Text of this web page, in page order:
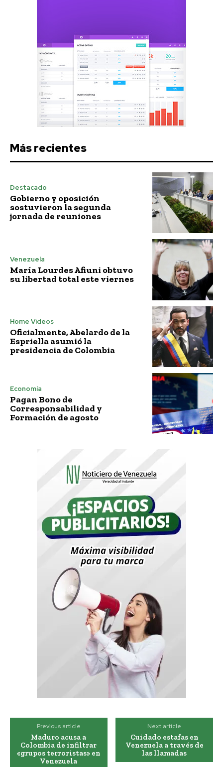
Más recientes
Destacado
Gobierno y oposición
sostuvieron la segunda
jornada de reuniones
Venezuela
María Lourdes Afiuni obtuvo
su libertad total este viernes
Home Vídeos
Oficialmente, Abelardo de la
Espriella asumió la
presidencia de Colombia
Economía
Pagan Bono de
Corresponsabilidad y
Formación de agosto
Previous article
Maduro acusa a
Colombia de infiltrar
«grupos terroristas» en
Venezuela
Next article
Cuidado estafas en
Venezuela a través de
las llamadas